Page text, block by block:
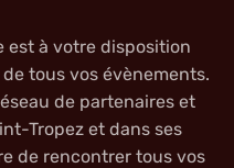
est à votre disposition
tous vos évènements.
de partenaires et
Tropez et dans ses
de rencontrer tous vos